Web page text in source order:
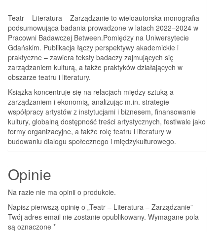
Teatr – Literatura – Zarządzanie to wieloautorska monografia
podsumowująca badania prowadzone w latach 2022–2024 w
Pracowni Badawczej Between.Pomiędzy na Uniwersytecie
Gdańskim. Publikacja łączy perspektywy akademickie i
praktyczne – zawiera teksty badaczy zajmujących się
zarządzaniem kulturą, a także praktyków działających w
obszarze teatru i literatury.
Książka koncentruje się na relacjach między sztuką a
zarządzaniem i ekonomią, analizując m.in. strategie
współpracy artystów z instytucjami i biznesem, finansowanie
kultury, globalną dostępność treści artystycznych, festiwale jako
formy organizacyjne, a także rolę teatru i literatury w
budowaniu dialogu społecznego i międzykulturowego.
Opinie
Na razie nie ma opinii o produkcie.
Napisz pierwszą opinię o „Teatr – Literatura – Zarządzanie”
Twój adres email nie zostanie opublikowany. Wymagane pola
są oznaczone *